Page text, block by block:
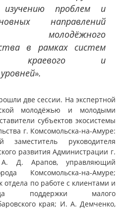
проблем и
направлений
в рамках систем
краевого и
две сессии. На экспертной
молодёжью и молодыми
субъектов экосистемы
г. Комсомольска-на-Амуре:
руководителя
развития Администрации г.
А. Д. Арапов, управляющий
Комсомольска-на-Амуре;
отдела по работе с клиентами и
поддержки малого
края; И. А. Демченко,